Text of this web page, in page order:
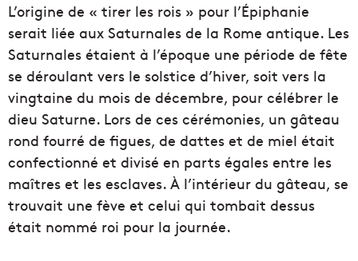
L’origine de « tirer les rois » pour l’Épiphanie
serait liée aux Saturnales de la Rome antique. Les
Saturnales étaient à l’époque une période de fête
se déroulant vers le solstice d’hiver, soit vers la
vingtaine du mois de décembre, pour célébrer le
dieu Saturne. Lors de ces cérémonies, un gâteau
rond fourré de figues, de dattes et de miel était
confectionné et divisé en parts égales entre les
maîtres et les esclaves. À l’intérieur du gâteau, se
trouvait une fève et celui qui tombait dessus
était nommé roi pour la journée.